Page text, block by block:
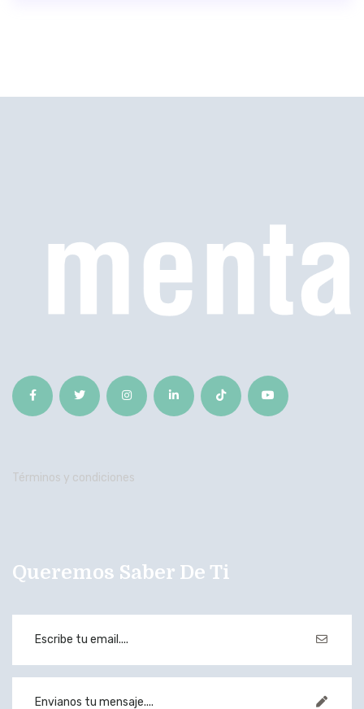
Términos y condiciones
Queremos Saber De Ti